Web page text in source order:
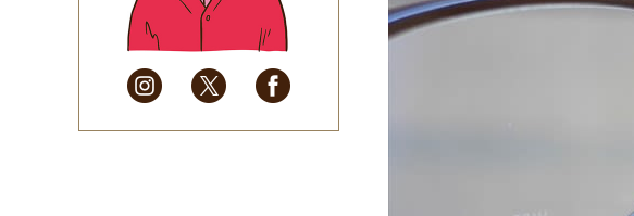
2025年4月
(32)
2025年3月(31)
2025年2月
(28)
2025年1月
(34)